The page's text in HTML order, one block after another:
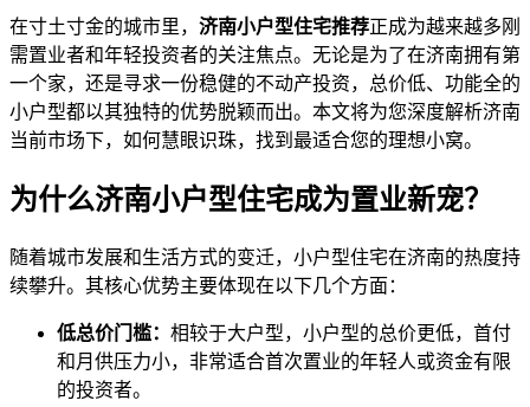
在寸土寸金的城市里， 济南小户型住宅推荐正成为越来越多刚
需置业者和年轻投资者的关注焦点。无论是为了在济南拥有第
一个家，还是寻求一份稳健的不动产投资，总价低、功能全的
小户型都以其独特的优势脱颖而出。本文将为您深度解析济南
当前市场下，如何慧眼识珠，找到最适合您的理想小窝。
为什么济南小户型住宅成为置业新宠？
随着城市发展和生活方式的变迁，小户型住宅在济南的热度持
续攀升。其核心优势主要体现在以下几个方面：
低总价门槛： 相较于大户型，小户型的总价更低，首付
和月供压力小，非常适合首次置业的年轻人或资金有限
的投资者。